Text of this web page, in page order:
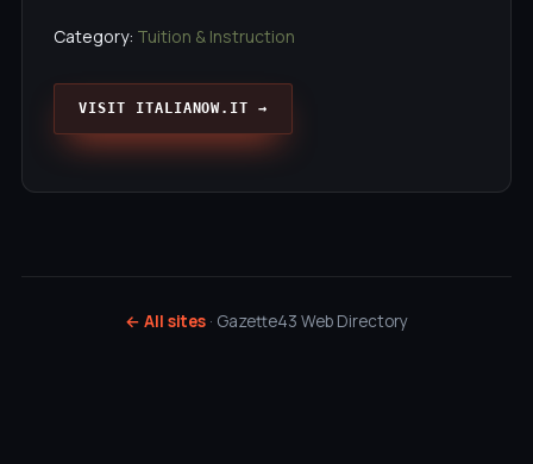
Category: Tuition & Instruction
VISIT ITALIANOW.IT →
← All sites · Gazette43 Web Directory